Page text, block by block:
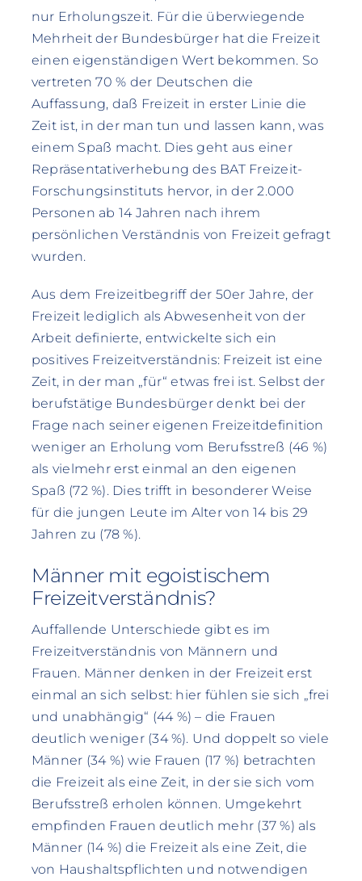
nur Erholungszeit. Für die überwiegende
Mehrheit der Bundesbürger hat die Freizeit
einen eigenständigen Wert bekommen. So
vertreten 70 % der Deutschen die
Auffassung, daß Freizeit in erster Linie die
Zeit ist, in der man tun und lassen kann, was
einem Spaß macht. Dies geht aus einer
Repräsentativerhebung des BAT Freizeit-
Forschungsinstituts hervor, in der 2.000
Personen ab 14 Jahren nach ihrem
persönlichen Verständnis von Freizeit gefragt
wurden.
Aus dem Freizeitbegriff der 50er Jahre, der
Freizeit lediglich als Abwesenheit von der
Arbeit definierte, entwickelte sich ein
positives Freizeitverständnis: Freizeit ist eine
Zeit, in der man „für“ etwas frei ist. Selbst der
berufstätige Bundesbürger denkt bei der
Frage nach seiner eigenen Freizeitdefinition
weniger an Erholung vom Berufsstreß (46 %)
als vielmehr erst einmal an den eigenen
Spaß (72 %). Dies trifft in besonderer Weise
für die jungen Leute im Alter von 14 bis 29
Jahren zu (78 %).
Männer mit egoistischem
Freizeitverständnis?
Auffallende Unterschiede gibt es im
Freizeitverständnis von Männern und
Frauen. Männer denken in der Freizeit erst
einmal an sich selbst: hier fühlen sie sich „frei
und unabhängig“ (44 %) – die Frauen
deutlich weniger (34 %). Und doppelt so viele
Männer (34 %) wie Frauen (17 %) betrachten
die Freizeit als eine Zeit, in der sie sich vom
Berufsstreß erholen können. Umgekehrt
empfinden Frauen deutlich mehr (37 %) als
Männer (14 %) die Freizeit als eine Zeit, die
von Haushaltspflichten und notwendigen